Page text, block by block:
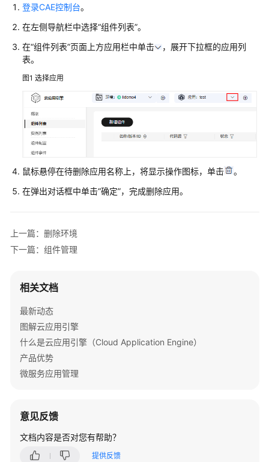
程
过
授
使
用
CAE
的
权
限
环
理
管
组
件
管
理
例
管
理
登录CAE控制台。
在左侧导航栏中选择“组件列表”。
在“组件列表”页面上方应用栏中单击
，展开下拉框的应用列
表。
图1 选择应用
鼠标悬停在待删除应用名称上，将显示操作图标，单击
。
在弹出对话框中单击“确定”，完成删除应用。
上一篇：删除环境
下一篇：组件管理
相关文档
最新动态
图解云应用引擎
什么是云应用引擎（Cloud Application Engine）
产品优势
微服务应用管理
意见反馈
文档内容是否对您有帮助？
提供反馈